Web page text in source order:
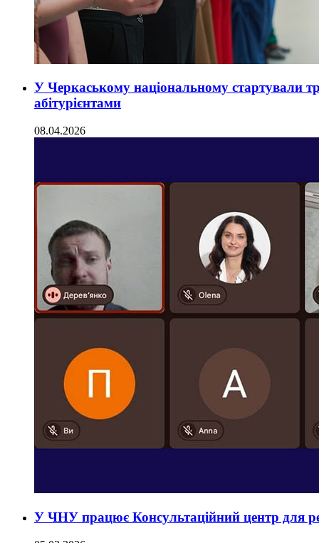
У Черкаському національному стартували
абітурієнтами
08.04.2026
У ЧНУ працює Консультаційний центр для